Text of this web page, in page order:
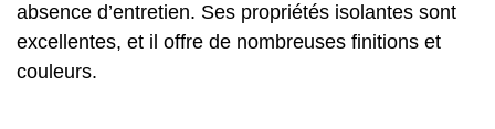
absence d’entretien. Ses propriétés isolantes sont
excellentes, et il offre de nombreuses finitions et
couleurs.